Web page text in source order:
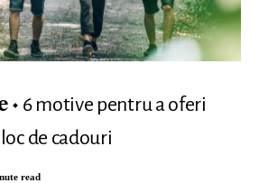
6 motive pentru a oferi
de cadouri
read